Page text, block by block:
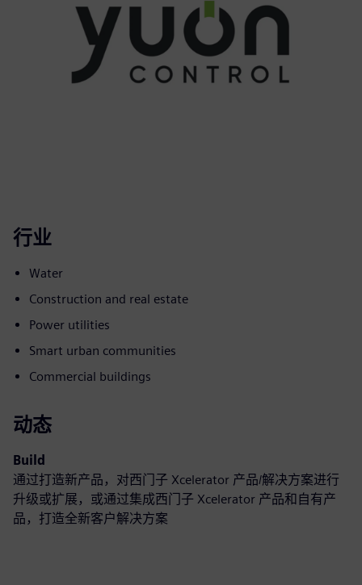
行业
Water
Construction and real estate
Power utilities
Smart urban communities
Commercial buildings
动态
Build
通过打造新产品，对西门子 Xcelerator 产品/解决方案进行
升级或扩展，或通过集成西门子 Xcelerator 产品和自有产
品，打造全新客户解决方案